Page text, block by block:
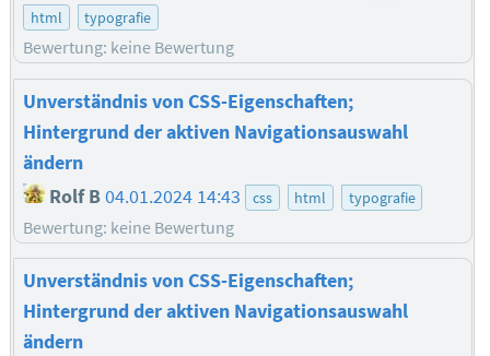
html
typografie
Bewertung: keine Bewertung
Unverständnis von CSS-Eigenschaften;
Hintergrund der aktiven Navigationsauswahl
ändern
Rolf B04.01.2024 14:43 css html typografie
Bewertung: keine Bewertung
Unverständnis von CSS-Eigenschaften;
Hintergrund der aktiven Navigationsauswahl
ändern